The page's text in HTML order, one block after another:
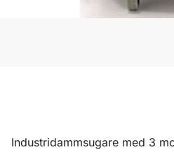
Industridammsugare med 3